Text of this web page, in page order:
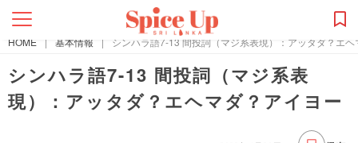
HOME | 基本情報 | シンハラ語7-13 間投詞（マジ系表現）：アッタダ？エ
シンハラ語7-13 間投詞（マジ系表
現）：アッタダ？エヘマダ？アイヨー